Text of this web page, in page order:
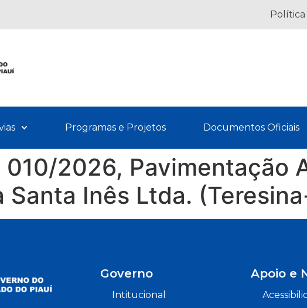
Política
Programas e Projetos Documentos Oficiais
010/2026, Pavimentação
Santa Inês Ltda.
Governo
Intitucional
Apoio e